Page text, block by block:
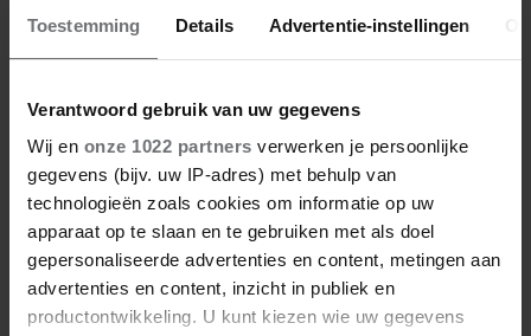
Toestemming Details Advertentie-instellingen
Verantwoord gebruik van uw gegevens
Wij en onze 1022 partners verwerken je persoonlijke
gegevens (bijv. uw IP-adres) met behulp van
technologieën zoals cookies om informatie op uw
apparaat op te slaan en te gebruiken met als doel
gepersonaliseerde advertenties en content, metingen aan
advertenties en content, inzicht in publiek en
productontwikkeling. U kunt kiezen wie uw gegevens
SEAN ‘DIDDY’ COMBS VRAAGT OM TWEEDE